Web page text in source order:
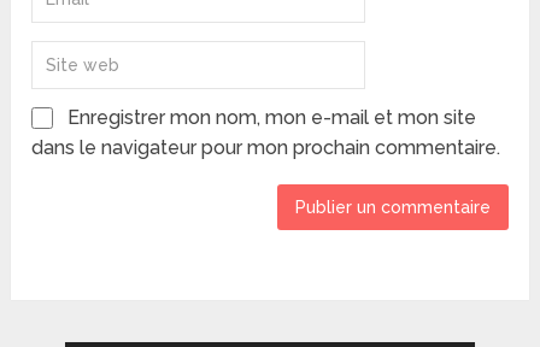
Enregistrer mon nom, mon e-mail et mon site
dans le navigateur pour mon prochain commentaire.